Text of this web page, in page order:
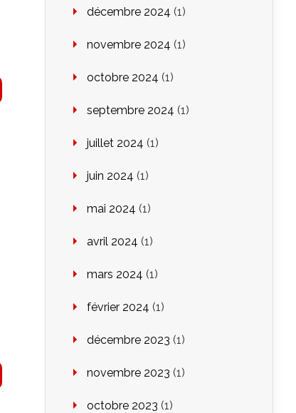
décembre 2024 (1)
novembre 2024 (1)
octobre 2024 (1)
septembre 2024 (1)
juillet 2024 (1)
juin 2024 (1)
mai 2024 (1)
avril 2024 (1)
mars 2024 (1)
février 2024 (1)
décembre 2023 (1)
novembre 2023 (1)
octobre 2023 (1)